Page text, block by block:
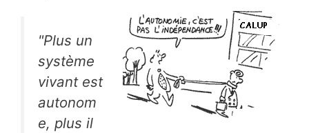
"Plus un
système
vivant est
autonom
e, plus il